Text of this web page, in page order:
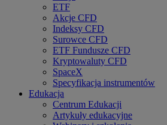
ETF
Akcje CFD
Indeksy CFD
Surowce CFD
ETF Fundusze CFD
Kryptowaluty CFD
SpaceX
Specyfikacja instrumentów
Edukacja
Centrum Edukacji
Artykuły edukacyjne